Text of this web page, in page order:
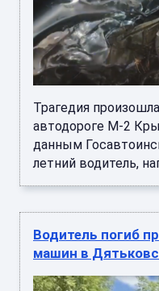
Трагедия
автодороге М-2
данным
летний водитель,
Водитель погиб
машин в